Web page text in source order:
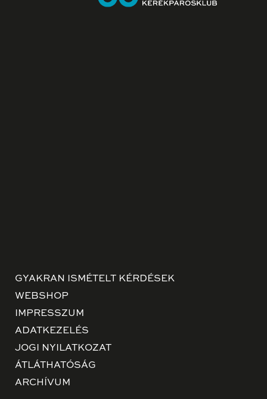
GYAKRAN ISMÉTELT KÉRDÉSEK
WEBSHOP
IMPRESSZUM
ADATKEZELÉS
JOGI NYILATKOZAT
ÁTLÁTHATÓSÁG
ARCHÍVUM